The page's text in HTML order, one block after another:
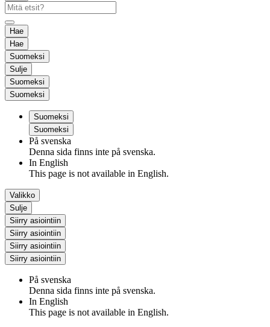
Hae
Hae
Suomeksi
Sulje
Suomeksi
Suomeksi
Suomeksi
Suomeksi
På svenska
Denna sida finns inte på svenska.
In English
This page is not available in English.
Valikko
Sulje
Siirry asiointiin
Siirry asiointiin
Siirry asiointiin
Siirry asiointiin
På svenska
Denna sida finns inte på svenska.
In English
This page is not available in English.